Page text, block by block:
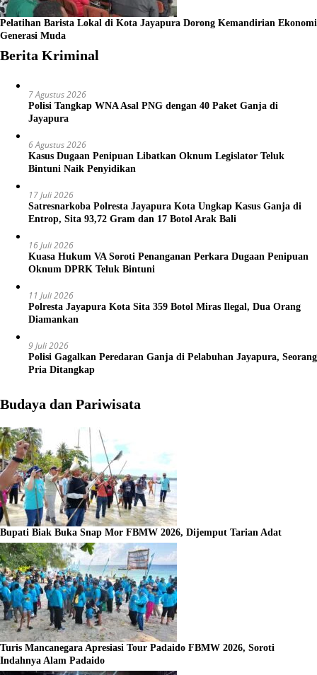
Pelatihan Barista Lokal di Kota Jayapura Dorong Kemandirian Ekonomi
Generasi Muda
Berita Kriminal
7 Agustus 2026
Polisi Tangkap WNA Asal PNG dengan 40 Paket Ganja di
Jayapura
6 Agustus 2026
Kasus Dugaan Penipuan Libatkan Oknum Legislator Teluk
Bintuni Naik Penyidikan
17 Juli 2026
Satresnarkoba Polresta Jayapura Kota Ungkap Kasus Ganja di
Entrop, Sita 93,72 Gram dan 17 Botol Arak Bali
16 Juli 2026
Kuasa Hukum VA Soroti Penanganan Perkara Dugaan Penipuan
Oknum DPRK Teluk Bintuni
11 Juli 2026
Polresta Jayapura Kota Sita 359 Botol Miras Ilegal, Dua Orang
Diamankan
9 Juli 2026
Polisi Gagalkan Peredaran Ganja di Pelabuhan Jayapura, Seorang
Pria Ditangkap
Budaya dan Pariwisata
Bupati Biak Buka Snap Mor FBMW 2026, Dijemput Tarian Adat
Turis Mancanegara Apresiasi Tour Padaido FBMW 2026, Soroti
Indahnya Alam Padaido